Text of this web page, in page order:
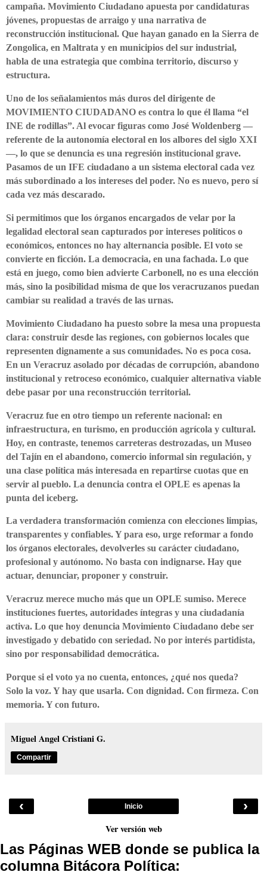
campaña. Movimiento Ciudadano apuesta por candidaturas
jóvenes, propuestas de arraigo y una narrativa de
reconstrucción institucional. Que hayan ganado en la Sierra de
Zongolica, en Maltrata y en municipios del sur industrial,
habla de una estrategia que combina territorio, discurso y
estructura.
Uno de los señalamientos más duros del dirigente de
MOVIMIENTO CIUDADANO es contra lo que él llama “el
INE de rodillas”. Al evocar figuras como José Woldenberg —
referente de la autonomía electoral en los albores del siglo XXI
—, lo que se denuncia es una regresión institucional grave.
Pasamos de un IFE ciudadano a un sistema electoral cada vez
más subordinado a los intereses del poder. No es nuevo, pero sí
cada vez más descarado.
Si permitimos que los órganos encargados de velar por la
legalidad electoral sean capturados por intereses políticos o
económicos, entonces no hay alternancia posible. El voto se
convierte en ficción. La democracia, en una fachada. Lo que
está en juego, como bien advierte Carbonell, no es una elección
más, sino la posibilidad misma de que los veracruzanos puedan
cambiar su realidad a través de las urnas.
Movimiento Ciudadano ha puesto sobre la mesa una propuesta
clara: construir desde las regiones, con gobiernos locales que
representen dignamente a sus comunidades. No es poca cosa.
En un Veracruz asolado por décadas de corrupción, abandono
institucional y retroceso económico, cualquier alternativa viable
debe pasar por una reconstrucción territorial.
Veracruz fue en otro tiempo un referente nacional: en
infraestructura, en turismo, en producción agrícola y cultural.
Hoy, en contraste, tenemos carreteras destrozadas, un Museo
del Tajín en el abandono, comercio informal sin regulación, y
una clase política más interesada en repartirse cuotas que en
servir al pueblo. La denuncia contra el OPLE es apenas la
punta del iceberg.
La verdadera transformación comienza con elecciones limpias,
transparentes y confiables. Y para eso, urge reformar a fondo
los órganos electorales, devolverles su carácter ciudadano,
profesional y autónomo. No basta con indignarse. Hay que
actuar, denunciar, proponer y construir.
Veracruz merece mucho más que un OPLE sumiso. Merece
instituciones fuertes, autoridades íntegras y una ciudadanía
activa. Lo que hoy denuncia Movimiento Ciudadano debe ser
investigado y debatido con seriedad. No por interés partidista,
sino por responsabilidad democrática.
Porque si el voto ya no cuenta, entonces, ¿qué nos queda?
Solo la voz. Y hay que usarla. Con dignidad. Con firmeza. Con
memoria. Y con futuro.
Miguel Angel Cristiani G.
Compartir
‹ ›
Inicio
Ver versión web
Las Páginas WEB donde se publica la
columna Bitácora Política: